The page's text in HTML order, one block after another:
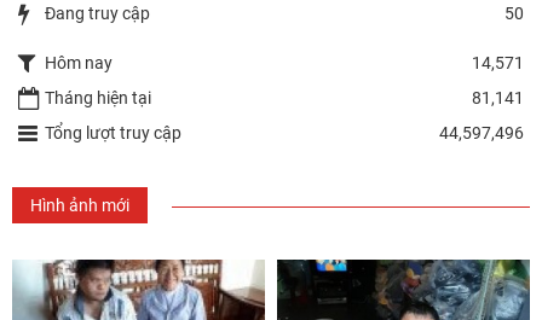
Đang truy cập 50
Hôm nay
14,571
Tháng hiện tại
81,141
Tổng lượt truy cập
44,597,496
Hình ảnh mới